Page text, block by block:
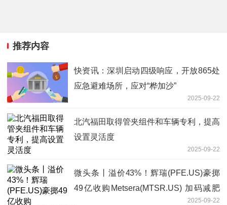
推荐内容
快资讯：深圳启动四级响应，开放865处
应急避难场所，应对“桦加沙”
2025-09-22
北汽福田取得管夹组件和车辆专利，提高
设置灵活度
2025-09-22
微头条丨溢价43%！辉瑞(PFE.US)豪掷
49亿收购Metsera(MTSR.US) 加码减肥
2025-09-22